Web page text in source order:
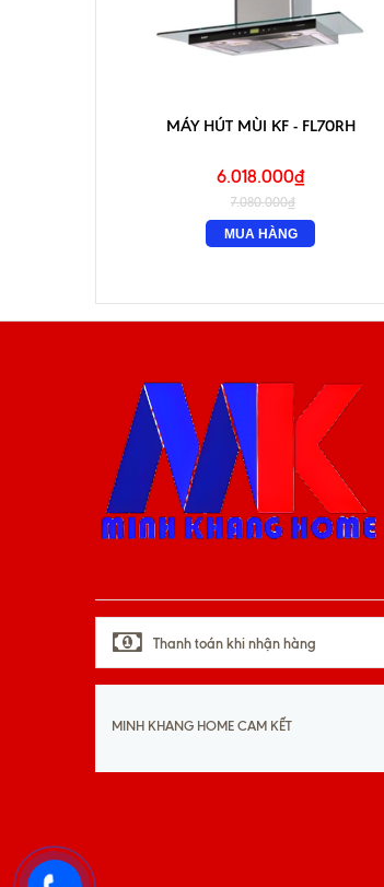
MÁY HÚT MÙI KF - FL70RH
6.018.000₫
7.080.000₫
MUA HÀNG
Thanh toán khi nhận hàng
MINH KHANG HOME CAM KẾT